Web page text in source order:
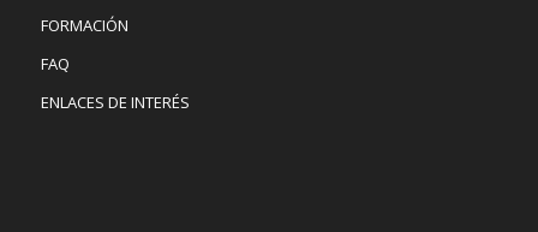
FORMACIÓN
FAQ
ENLACES DE INTERÉS